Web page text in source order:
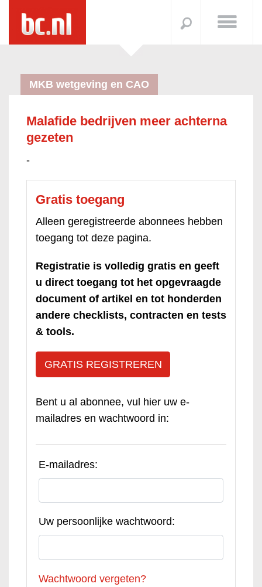
MKB wetgeving en CAO
Malafide bedrijven meer achterna
gezeten
-
Gratis toegang
Alleen geregistreerde abonnees hebben
toegang tot deze pagina.
Registratie is volledig gratis en geeft
u direct toegang tot het opgevraagde
document of artikel en tot honderden
andere checklists, contracten en tests
& tools.
GRATIS REGISTREREN
Bent u al abonnee, vul hier uw e-
mailadres en wachtwoord in:
E-mailadres:
Uw persoonlijke wachtwoord:
Wachtwoord vergeten?